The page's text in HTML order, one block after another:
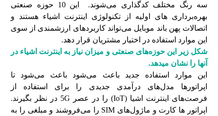
سه رنگ‌ مختلف کدگذاری می‌شوند. این 10 حوزه صنعتی
بهره‌برداری های اولیه از تکنولوژی اینترنت اشیاء هستند و
اتصالات پهن باند موبایل می‌تواند کاربردهای ارزشمندی از سوی
این موارد استفاده در اختیار مشتریان قرار دهد.
شکل زیر این حوزه‌های صنعتی و میزان نیاز به اینترنت اشیاء در
آن‎ها را نشان می‎دهد.
این موارد استفاده جدید باعث می‌شود باعث می‌شود تا
اپراتورها مدل‌های درآمدی جدیدی را برای استفاده از
فرصت‌های اینترنت اشیا (IoT) را در عصر 5G در نظر بگیرند.
اپراتور ها کارت و ماژول‌های SIM را می‌فروشند و مبلغی را به